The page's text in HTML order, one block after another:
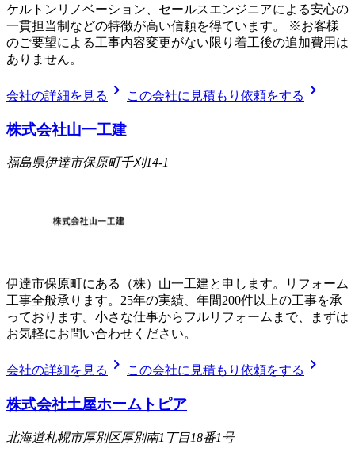
ケルトンリノベーション、セールスエンジニアによる安心の
一貫担当制などの特徴が高い信頼を得ています。 ※お客様
のご要望による工事内容変更がない限り着工後の追加費用は
ありません。
会社の詳細を見る chevron_right この会社に見積もり依頼をする chevron_right
株式会社山一工建
福島県伊達市保原町千刈14-1
伊達市保原町にある（株）山一工建と申します。リフォーム
工事全般承ります。25年の実績、年間200件以上の工事を承
っております。小さな仕事からフルリフォームまで、まずは
お気軽にお問い合わせください。
会社の詳細を見る chevron_right この会社に見積もり依頼をする chevron_right
株式会社土屋ホームトピア
北海道札幌市厚別区厚別南1丁目18番1号